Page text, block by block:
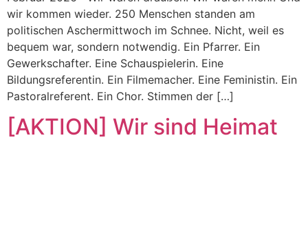
wir kommen wieder. 250 Menschen standen am
politischen Aschermittwoch im Schnee. Nicht, weil es
bequem war, sondern notwendig. Ein Pfarrer. Ein
Gewerkschafter. Eine Schauspielerin. Eine
Bildungsreferentin. Ein Filmemacher. Eine Feministin. Ein
Pastoralreferent. Ein Chor. Stimmen der […]
[AKTION] Wir sind Heimat